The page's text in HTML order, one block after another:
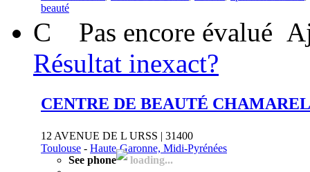
beauté
C Pas encore évalué
Résultat inexact?
CENTRE DE BEAUTÉ CHAMAREL
12 AVENUE DE L URSS | 31400
Toulouse - Haute-Garonne, Midi-Pyrénées
See phone
loading...